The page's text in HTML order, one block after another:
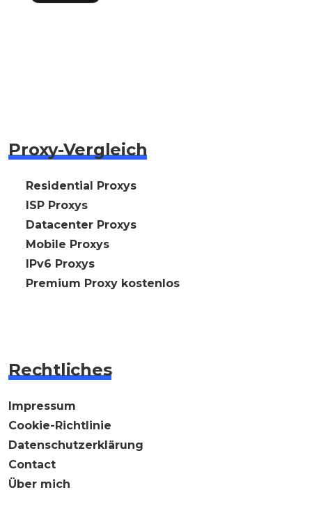
Proxy-Vergleich
🇩🇪 Residential Proxys
🇩🇪 ISP Proxys
🇩🇪 Datacenter Proxys
🇩🇪 Mobile Proxys
🇩🇪 IPv6 Proxys
⭐ Premium Proxy kostenlos
Rechtliches
Impressum
Cookie-Richtlinie
Datenschutzerklärung
Contact
Über mich